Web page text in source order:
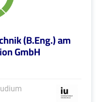
(B.Eng.) am
GmbH